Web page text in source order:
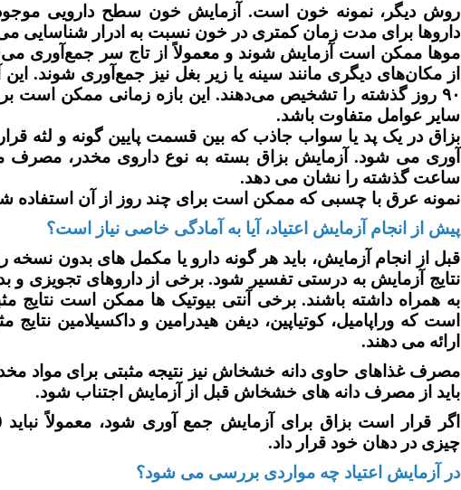
روش دیگر، نمونه خون است. آزمایش خون سطح دارویی
داروها برای مدت زمان کمتری در خون نسبت به ادرار شناسایی
موها ممکن است آزمایش شوند و معمولاً از تاج سر جمع‌آوری
از مکان‌های دیگری مانند سینه یا زیر بغل نیز جمع‌آوری شوند.
۹۰ روز گذشته را تشخیص می‌دهند. این بازه زمانی ممکن است
سایر عوامل متفاوت باشد.
بزاق در یک پد یا سواب جاذب که بین قسمت پایین گونه و لثه
ساعت گذشته را نشان می دهد.
نمونه عرق با چسبی که ممکن است برای چند روز از آن استفاده
پیش از انجام آزمایش اعتیاد، آیا به آمادگی خاصی نیاز است؟
قبل از انجام آزمایش، باید هر گونه دارو یا مکمل های بدون نسخه
نتایج آزمایش به درستی تفسیر شود. برخی از داروهای تجویزی
به همراه داشته باشند. برخی آنتی بیوتیک ها ممکن است نتایج
است که وراپامیل، کوتیاپین، دیفن هیدرامین و داکسیلامین
ارائه می دهند.
مصرف غذاهای حاوی دانه خشخاش نیز نتیجه مثبتی برای مواد
باید از مصرف دانه های خشخاش قبل از آزمایش اجتناب شود.
چیزی در دهان خود قرار داد.
در آزمایش اعتیاد چه مواردی بررسی می شود؟